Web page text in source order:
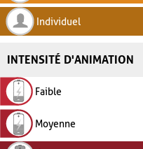
Individuel
INTENSITÉ D'ANIMATION
Faible
Moyenne